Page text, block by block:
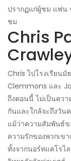
ปรากฏแก่ผู้ชม แฟน
ชม
Chris
Chris ไปโรงเรียน
Clemmons และ
ถึงตอนนี้ ไม่เป็นคว
กันและใกล้จะถึงวัน
แม้ว่าความสัมพันธ์ข
ความรักของพวกเข
ทั้งจากนอร์ทแคโรไ